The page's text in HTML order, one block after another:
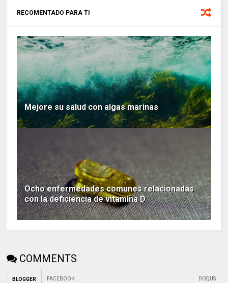
RECOMENTADO PARA TI
Mejore su salud con algas marinas
Ocho enfermedades comunes relacionadas
con la deficiencia de vitamina D
COMMENTS
BLOGGER FACEBOOK: DISQUS